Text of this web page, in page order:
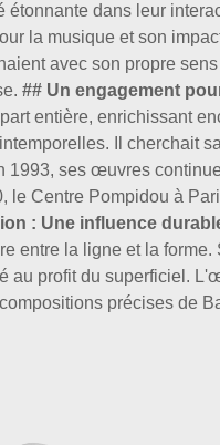
étonnante dans leur
la musique et son
avec son propre
## Un engagement
entière, enrichissant
Il cherchait
1993, ses œuvres
le Centre Pompidou à
: Une influence
entre la ligne et la
au profit du superficiel.
précises de